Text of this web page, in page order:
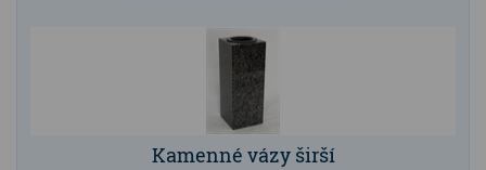
Barevné kamenné drti
Štípané kamenné obklady
Dárkové předměty z přírodního kamene
Kamenné vázy širší